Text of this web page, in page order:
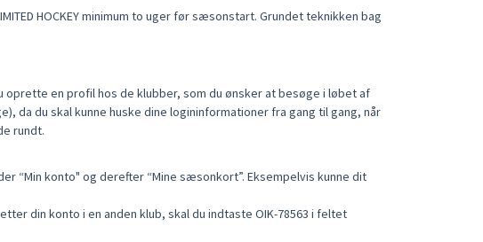
HOCKEY minimum to uger før sæsonstart. Grundet teknikken bag
oprette en profil hos de klubber, som du ønsker at besøge i løbet af
da du skal kunne huske dine logininformationer fra gang til gang, når
rundt.
“Min konto" og derefter “Mine sæsonkort”. Eksempelvis kunne dit
din konto i en anden klub, skal du indtaste OIK-78563 i feltet